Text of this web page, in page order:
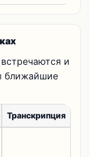
и
ближайшие
Транскрипция